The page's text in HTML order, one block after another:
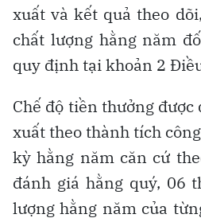
xuất và kết quả theo
chất lượng hằng năm
quy định tại khoản 2
Chế độ tiền thưởng
xuất theo thành tích
kỳ hằng năm căn cứ
đánh giá hằng quý, 06
lượng hằng năm của